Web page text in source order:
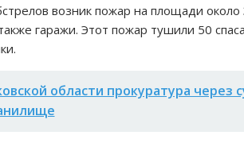
возник пожар на площади
гаражи. Этот пожар тушили 50
области прокуратура через